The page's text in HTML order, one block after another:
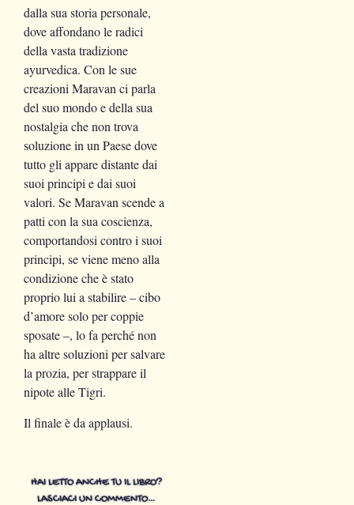
HAI LETTO ANCHE TU IL LIBRO?
LASCIACI UN COMMENTO…
dalla sua storia personale,
dove affondano le radici
della vasta tradizione
ayurvedica. Con le sue
creazioni Maravan ci parla
del suo mondo e della sua
nostalgia che non trova
soluzione in un Paese dove
tutto gli appare distante dai
suoi principi e dai suoi
valori. Se Maravan scende a
patti con la sua coscienza,
comportandosi contro i suoi
principi, se viene meno alla
condizione che è stato
proprio lui a stabilire – cibo
d’amore solo per coppie
sposate –, lo fa perché non
ha altre soluzioni per salvare
la prozia, per strappare il
nipote alle Tigri.
Il finale è da applausi.